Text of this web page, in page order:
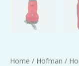
Home / Hofman /